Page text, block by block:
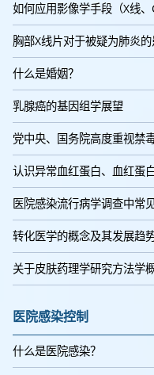
如何应用影像学手段（X线、
胸部X线片对于被疑为肺炎
什么是婚姻？
乳腺癌的基因组学展望
党中央、国务院高度重视禁
认识异常血红蛋白、血红蛋
医院感染流行病学调查中常
转化医学的概念及其发展趋
关于皮肤药理学研究方法学
医院感染控制
什么是医院感染？